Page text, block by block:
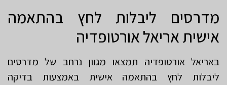
מדרסים ליבלות לחץ בהתאמה
אישית אריאל אורטופדיה
באריאל אורטופדיה תמצאו מגוון נרחב של מדרסים
ליבלות לחץ בהתאמה אישית באמצעות בדיקה